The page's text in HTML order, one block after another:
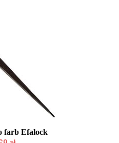
farb Efalock